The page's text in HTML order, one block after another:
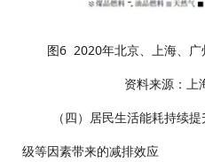
图6 2020年北京、上海、
资料来源：上
（四）居民生活能耗持续
级等因素带来的减排效应